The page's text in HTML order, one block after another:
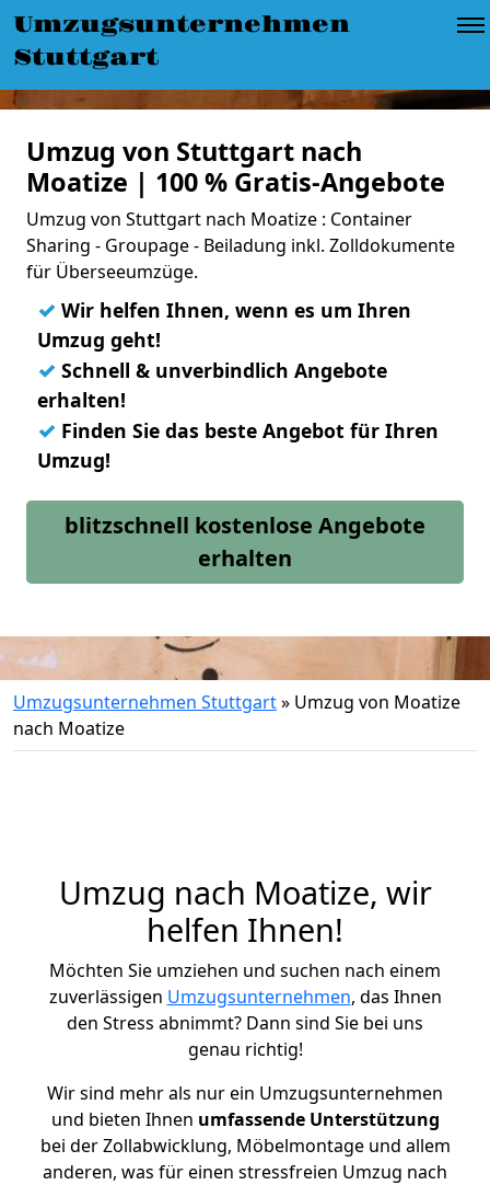
Umzugsunternehmen
Stuttgart
Umzug von Stuttgart nach
Moatize | 100 % Gratis-Angebote
Umzug von Stuttgart nach Moatize : Container
Sharing - Groupage - Beiladung inkl. Zolldokumente
für Überseeumzüge.
✓ Wir helfen Ihnen, wenn es um Ihren
Umzug geht!
✓ Schnell & unverbindlich Angebote
erhalten!
✓ Finden Sie das beste Angebot für Ihren
Umzug!
blitzschnell kostenlose Angebote
erhalten
Umzugsunternehmen Stuttgart» Umzug von Moatize
nach Moatize
Umzug nach Moatize, wir
helfen Ihnen!
Möchten Sie umziehen und suchen nach einem
zuverlässigen Umzugsunternehmen, das Ihnen
den Stress abnimmt? Dann sind Sie bei uns
genau richtig!
Wir sind mehr als nur ein Umzugsunternehmen
und bieten Ihnen umfassende Unterstützung
bei der Zollabwicklung, Möbelmontage und allem
anderen, was für einen stressfreien Umzug nach